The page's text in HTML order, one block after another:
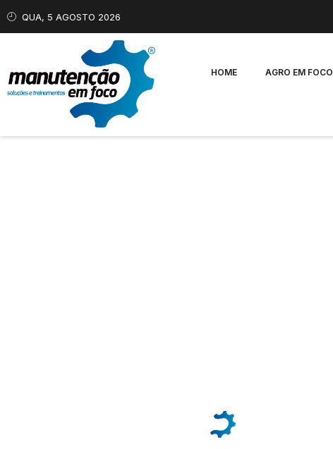
QUA, 5 AGOSTO 2026
HOME AGRO EM FOCO